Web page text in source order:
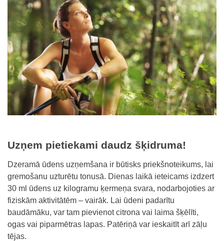
Uzņem pietiekami daudz šķidruma!
Dzeramā ūdens uzņemšana ir būtisks priekšnoteikums, lai
gremošanu uzturētu tonusā. Dienas laikā ieteicams izdzert
30 ml ūdens uz kilogramu ķermeņa svara, nodarbojoties ar
fiziskām aktivitātēm – vairāk. Lai ūdeni padarītu
baudāmāku, var tam pievienot citrona vai laima šķēlīti,
ogas vai piparmētras lapas. Patēriņā var ieskaitīt arī zāļu
tējas.